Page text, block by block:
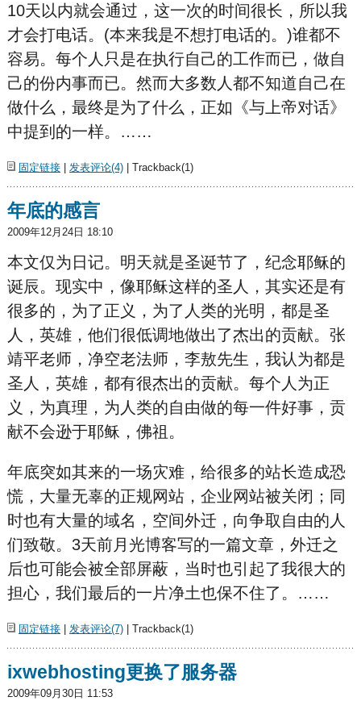
10天以内就会通过，这一次的时间很长，所以我
才会打电话。(本来我是不想打电话的。)谁都不
容易。每个人只是在执行自己的工作而已，做自
己的份内事而已。然而大多数人都不知道自己在
做什么，最终是为了什么，正如《与上帝对话》
中提到的一样。……
固定链接| 发表评论(4)| Trackback(1)
年底的感言
2009年12月24日 18:10
本文仅为日记。明天就是圣诞节了，纪念耶稣的
诞辰。现实中，像耶稣这样的圣人，其实还是有
很多的，为了正义，为了人类的光明，都是圣
人，英雄，他们很低调地做出了杰出的贡献。张
靖平老师，净空老法师，李敖先生，我认为都是
圣人，英雄，都有很杰出的贡献。每个人为正
义，为真理，为人类的自由做的每一件好事，贡
献不会逊于耶稣，佛祖。
年底突如其来的一场灾难，给很多的站长造成恐
慌，大量无辜的正规网站，企业网站被关闭；同
时也有大量的域名，空间外迁，向争取自由的人
们致敬。3天前月光博客写的一篇文章，外迁之
后也可能会被全部屏蔽，当时也引起了我很大的
担心，我们最后的一片净土也保不住了。……
固定链接| 发表评论(7)| Trackback(1)
ixwebhosting更换了服务器
2009年09月30日 11:53